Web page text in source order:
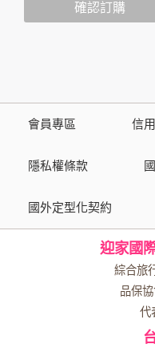
人資訊，這些廣告廠商或
策，其資料處理措施不適
資料的蒐集與使用方式:
為了在本網站提供您最佳
本網站在您使用服務信箱
於一般瀏覽時，伺服器會
設備的 IP 位址、使用時
錄等，做為我們增進網站
用，決不對外公布。
為提供精確的服務，我們
分析，分析結果之統計數
確認訂購
會員專區 信
隱私權條款
國外定型化契約
迎家國
綜合旅
品保
代